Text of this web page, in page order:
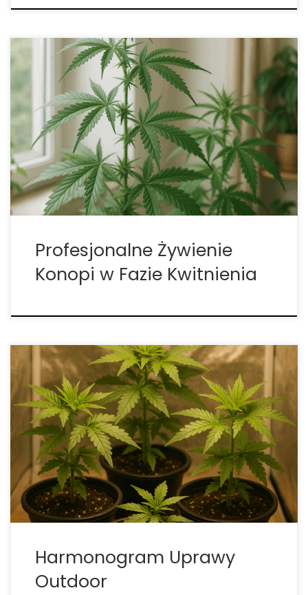
Profesjonalne Żywienie Konopi w Końcowej Fazy
Kwitnienia Ostatni etap kwitnienia konopi to czas, w
którym roślina finalizuje swój cykl życiowy i inwestuje
maksimum energii w dojrzewanie kwiatów.
Zazwyczaj obejmuje on szósty, siódmy i ósmy
tydzień fazy kwitnienia (z ostatnim tygodniem […]
Profesjonalne Żywienie
Konopi w Fazie Kwitnienia
Kalendarz Uprawy Konopi na Zewnątrz – Jak
Uzyskać Większe i Lepsze Plony Uprawa konopi na
świeżym powietrzu, choć wymaga większej
uważności, oferuje ogromne korzyści, takie jak
niższe koszty utrzymania oraz możliwość uzyskania
bardziej naturalnego i pełnego aromatu plonów.
Rośliny korzystają […]
Harmonogram Uprawy
Outdoor